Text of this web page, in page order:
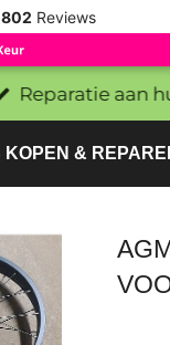
802 Reviews
Reparatie aan